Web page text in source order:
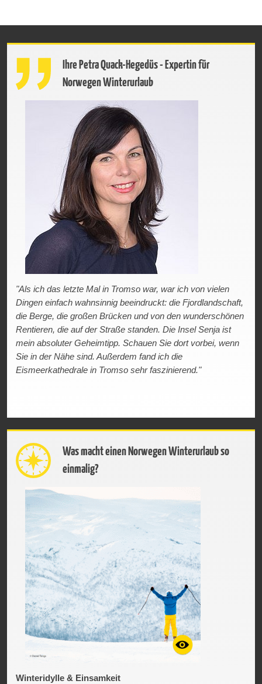
Ihre Petra Quack-Hegedüs - Expertin für
Norwegen Winterurlaub
"Als ich das letzte Mal in Tromso war, war ich von vielen
Dingen einfach wahnsinnig beeindruckt: die Fjordlandschaft,
die Berge, die großen Brücken und von den wunderschönen
Rentieren, die auf der Straße standen. Die Insel Senja ist
mein absoluter Geheimtipp. Schauen Sie dort vorbei, wenn
Sie in der Nähe sind. Außerdem fand ich die
Eismeerkathedrale in Tromso sehr faszinierend."
Was macht einen Norwegen Winterurlaub so
einmalig?
Winteridylle & Einsamkeit